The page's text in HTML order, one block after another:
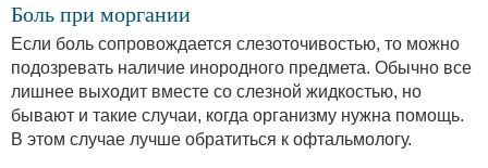
Боль при моргании
Если боль сопровождается слезоточивостью, то можно
подозревать наличие инородного предмета. Обычно все
лишнее выходит вместе со слезной жидкостью, но
бывают и такие случаи, когда организму нужна помощь.
В этом случае лучше обратиться к офтальмологу.